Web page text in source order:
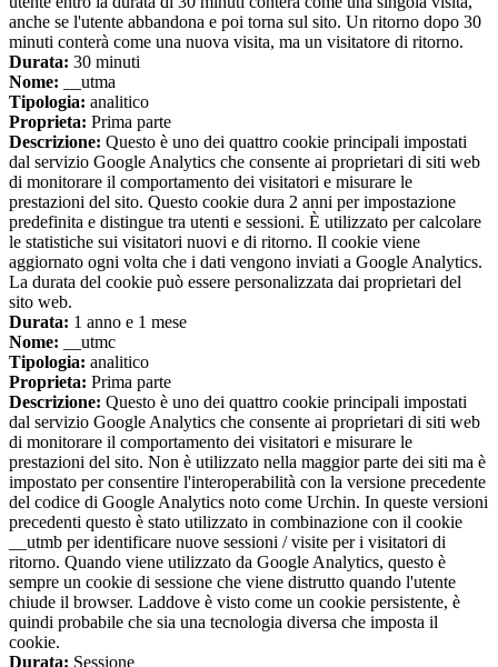
anche se l'utente abbandona e poi torna sul sito. Un ritorno dopo 30
minuti conterà come una nuova visita, ma un visitatore di ritorno.
Durata: 30 minuti
Nome: __utma
Tipologia: analitico
Proprieta: Prima parte
Descrizione: Questo è uno dei quattro cookie principali impostati
dal servizio Google Analytics che consente ai proprietari di siti web
di monitorare il comportamento dei visitatori e misurare le
prestazioni del sito. Questo cookie dura 2 anni per impostazione
predefinita e distingue tra utenti e sessioni. È utilizzato per calcolare
le statistiche sui visitatori nuovi e di ritorno. Il cookie viene
aggiornato ogni volta che i dati vengono inviati a Google Analytics.
La durata del cookie può essere personalizzata dai proprietari del
sito web.
Durata: 1 anno e 1 mese
Nome: __utmc
Tipologia: analitico
Proprieta: Prima parte
Descrizione: Questo è uno dei quattro cookie principali impostati
dal servizio Google Analytics che consente ai proprietari di siti web
di monitorare il comportamento dei visitatori e misurare le
prestazioni del sito. Non è utilizzato nella maggior parte dei siti ma è
impostato per consentire l'interoperabilità con la versione precedente
del codice di Google Analytics noto come Urchin. In queste versioni
precedenti questo è stato utilizzato in combinazione con il cookie
__utmb per identificare nuove sessioni / visite per i visitatori di
ritorno. Quando viene utilizzato da Google Analytics, questo è
sempre un cookie di sessione che viene distrutto quando l'utente
chiude il browser. Laddove è visto come un cookie persistente, è
quindi probabile che sia una tecnologia diversa che imposta il
cookie.
Durata: Sessione